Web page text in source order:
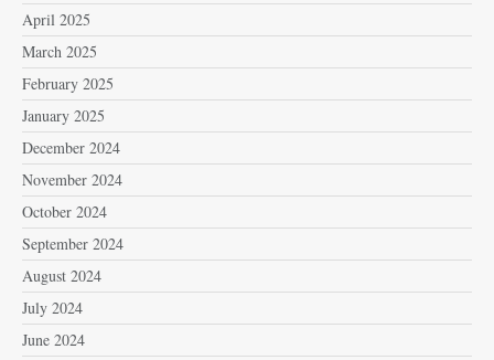
April 2025
March 2025
February 2025
January 2025
December 2024
November 2024
October 2024
September 2024
August 2024
July 2024
June 2024